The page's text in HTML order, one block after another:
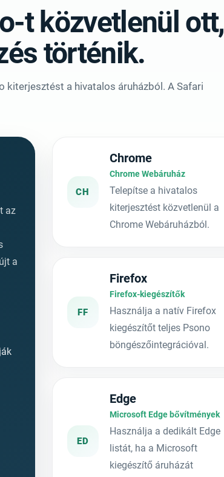
t közvetlenül ott,
történik.
kiterjesztést a hivatalos áruházból. A Safari
az
a
CH
Chrome
Chrome Webáruház
Telepítse a hivatalos
kiterjesztést közvetlenül a
Chrome Webáruházból.
FF
Firefox
Firefox-kiegészítők
Használja a natív Firefox
kiegészítőt teljes Psono
böngészőintegrációval.
ED
Edge
Microsoft Edge bővítmények
Használja a dedikált Edge
listát, ha a Microsoft
kiegészítő áruházát